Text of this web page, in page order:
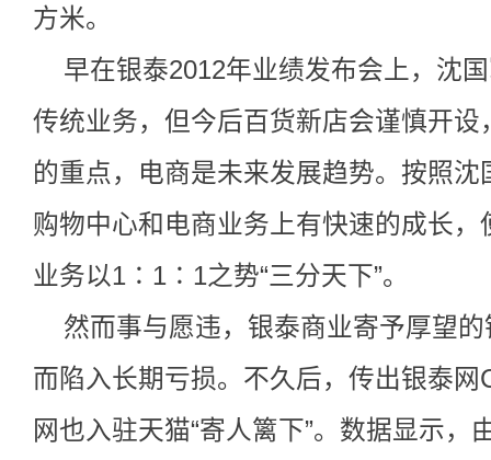
方米。
早在银泰2012年业绩发布会上，沈
传统业务，但今后百货新店会谨慎开
的重点，电商是未来发展趋势。按照
购物中心和电商业务上有快速的成长
业务以1∶1∶1之势“三分天下”。
然而事与愿违，银泰商业寄予厚望
而陷入长期亏损。不久后，传出银泰
网也入驻天猫“寄人篱下”。数据显示，